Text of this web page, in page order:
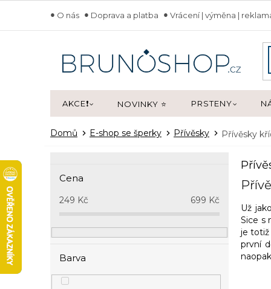
obsah
O nás Doprava a platba Vrácení | výměna |
AKCE❗ NOVINKY ⭐ PRSTENY
Domů E-shop se šperky Přívěsky Přívěsky
a
n
p
Cena
249 Kč 699 Kč
Barva
Už
Sice s
je totiž
první